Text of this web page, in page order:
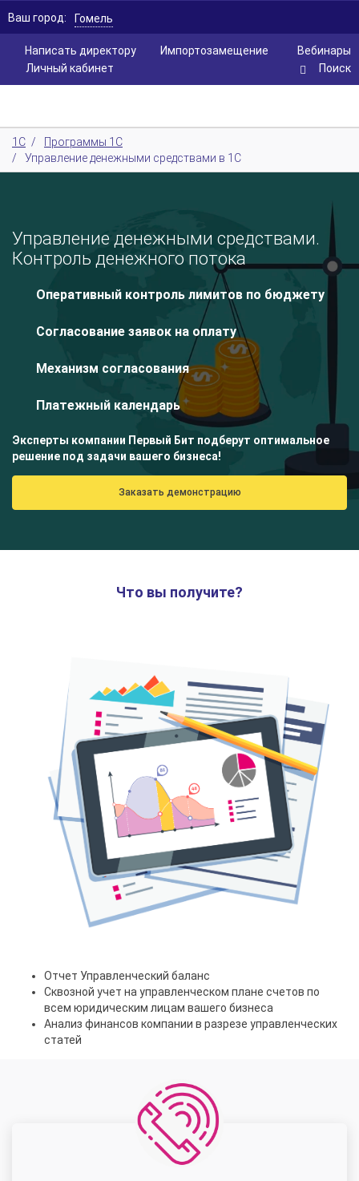
Написать директору Вебинары
Импортозамещение
Личный кабинет
Ваш город: Гомель
Поиск
1С /
Программы 1С
/
Управление денежными средствами в 1С
Управление денежными средствами.
Контроль денежного потока
Оперативный контроль лимитов по бюджету
Согласование заявок на оплату
Механизм согласования
Платежный календарь
Эксперты компании Первый Бит подберут оптимальное
решение под задачи вашего бизнеса!
Заказать демонстрацию
Что вы получите?
Отчет Управленческий баланс
Сквозной учет на управленческом плане счетов по
всем юридическим лицам вашего бизнеса
Анализ финансов компании в разрезе управленческих
статей